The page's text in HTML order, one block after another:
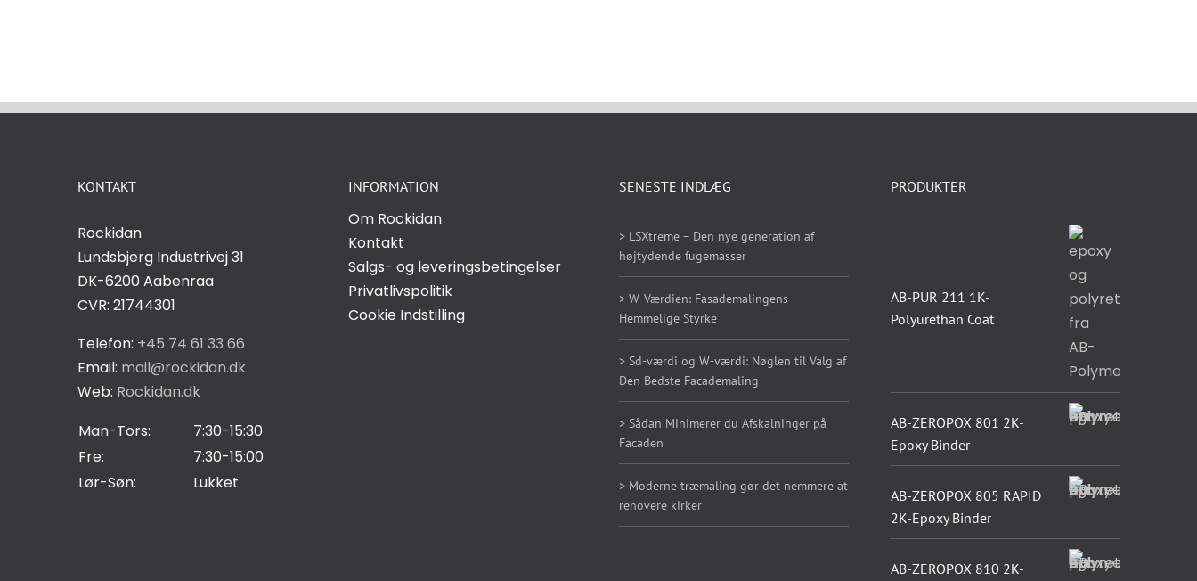
KONTAKT
Rockidan
Lundsbjerg Industrivej 31
DK-6200 Aabenraa
CVR: 21744301
Telefon: +45 74 61 33 66
Email: mail@rockidan.dk
Web: Rockidan.dk
Man-Tors:
7:30-15:30
Fre:
7:30-15:00
Lør-Søn:
Lukket
INFORMATION
Om Rockidan
Kontakt
Salgs- og leveringsbetingelser
Privatlivspolitik
Cookie Indstilling
SENESTE INDLÆG
> LSXtreme – Den nye generation af
højtydende fugemasser
> W-Værdien: Fasademalingens
Hemmelige Styrke
> Sd-værdi og W-værdi: Nøglen til Valg af
Den Bedste Facademaling
> Sådan Minimerer du Afskalninger på
Facaden
> Moderne træmaling gør det nemmere at
renovere kirker
PRODUKTER
AB-PUR 211 1K-
Polyurethan Coat
AB-ZEROPOX 801 2K-
Epoxy Binder
AB-ZEROPOX 805 RAPID
2K-Epoxy Binder
AB-ZEROPOX 810 2K-